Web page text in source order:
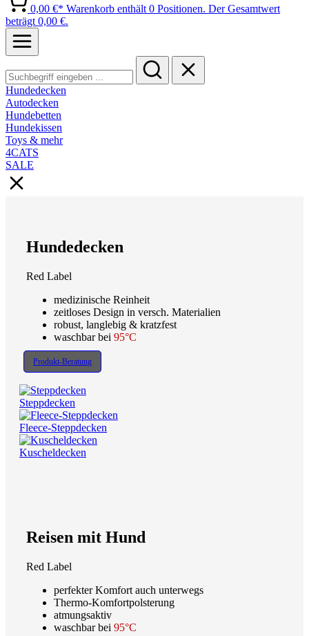
0,00 €* Warenkorb enthält 0 Positionen. Der Gesamtwert
beträgt 0,00 €.
Hundedecken
Autodecken
Hundebetten
Hundekissen
Toys & mehr
4CATS
SALE
Hundedecken
Red Label
medizinische Reinheit
zeitloses Design in versch. Materialien
robust, langlebig & kratzfest
waschbar bei 95°C
Produkt-Beratung
Steppdecken
Fleece-Steppdecken
Kuscheldecken
Reisen mit Hund
Red Label
perfekter Komfort auch unterwegs
Thermo-Komfortpolsterung
atmungsaktiv
waschbar bei 95°C